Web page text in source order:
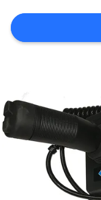
VERBINDUNG
EIN
ZITAT
SITEMAP